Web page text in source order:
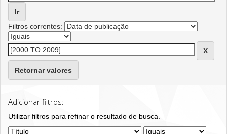
Filtros correntes:
Retornar valores
Adicionar filtros:
Utilizar filtros para refinar o resultado de busca.